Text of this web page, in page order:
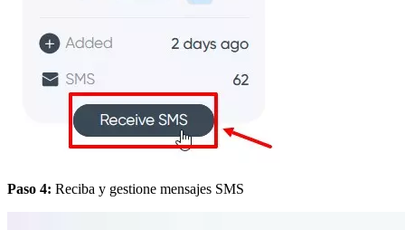
Paso 4: Reciba y gestione mensajes SMS